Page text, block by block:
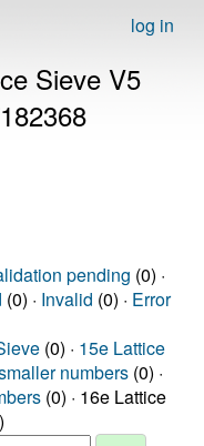
log in
Sieve V5
pending (0) ·
(0) · Invalid (0) · Error
(0) · 15e Lattice
numbers (0) ·
(0) · 16e Lattice